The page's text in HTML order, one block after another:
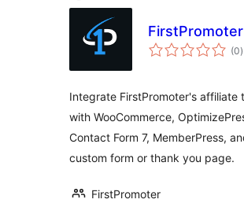
FirstPromoter
(0টা
মুঠ)
Integrate FirstPromoter's affiliate
with WooCommerce,
Contact Form 7, MemberPress,
custom form or thank you page.
FirstPromoter